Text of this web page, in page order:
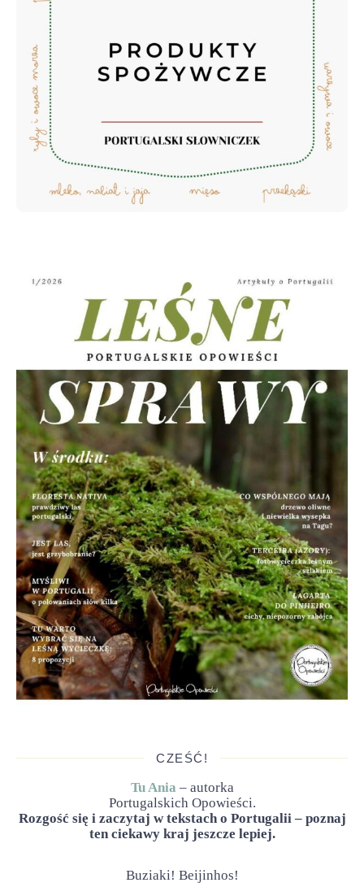
CZEŚĆ!
Tu Ania – autorka
Portugalskich Opowieści.
Rozgość się i zaczytaj w tekstach o Portugalii – poznaj
ten ciekawy kraj jeszcze lepiej.
Buziaki! Beijinhos!